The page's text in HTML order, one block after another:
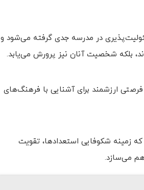
در مدرسه جدی گرفته می‌شود و
بلکه شخصیت آنان نیز پرورش می‌یابد.
ارزشمند برای آشنایی با فرهنگ‌های
زمینه شکوفایی استعدادها، تقویت
می‌سازد.